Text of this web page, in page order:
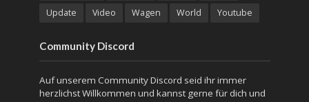
Update
Video Wagen World Youtube
Community Discord
Auf unserem Community Discord seid ihr immer
herzlichst Willkommen und kannst gerne für dich und